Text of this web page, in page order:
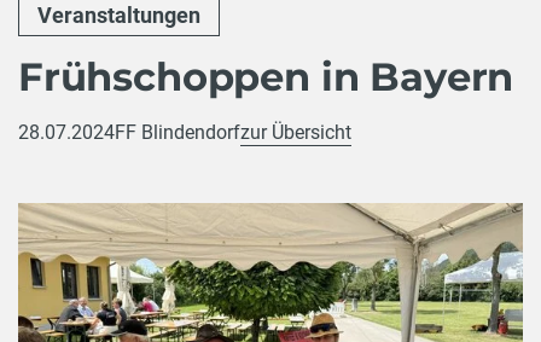
Veranstaltungen
Frühschoppen in Bayern
28.07.2024FF Blindendorfzur Übersicht